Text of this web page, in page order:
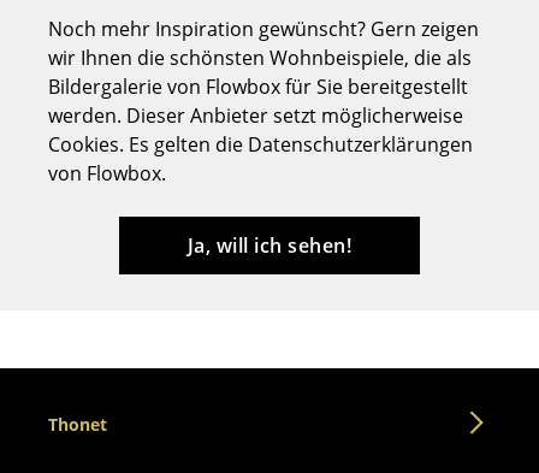
Esstische
Beistelltische
Couchtische
Schreibtische
Konferenztische
Noch mehr Inspiration gewünscht? Gern zeigen
wir Ihnen die schönsten Wohnbeispiele, die als
Bildergalerie von Flowbox für Sie bereitgestellt
werden. Dieser Anbieter setzt möglicherweise
Cookies. Es gelten die Datenschutzerklärungen
von Flowbox.
Ja, will ich sehen!
Thonet